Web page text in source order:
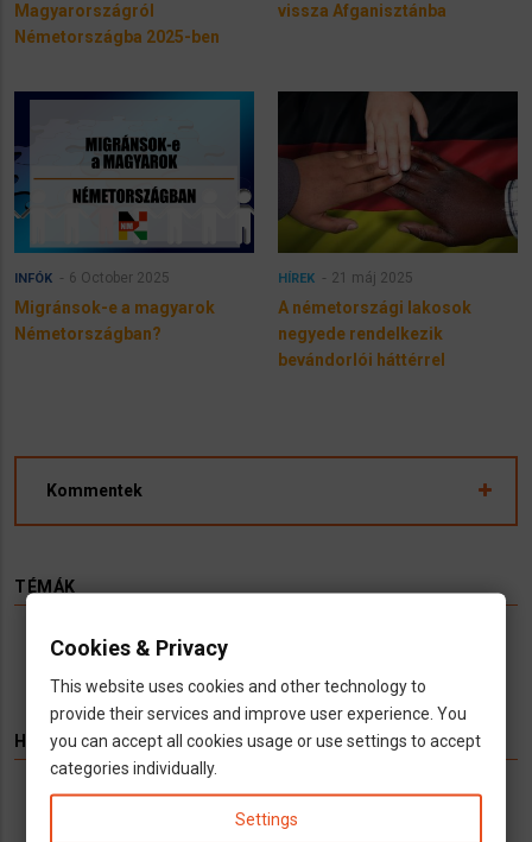
Magyarországról
Németországba 2025-ben
vissza Afganisztánba
INFÓK 6 October 2025
Migránsok-e a magyarok
Németországban?
HÍREK 21 máj 2025
A németországi lakosok
negyede rendelkezik
bevándorlói háttérrel
Kommentek
TÉMÁK
Hírek Infók Videó
HIRDETÉS
Vállalkozások számára kínálunk teljeskörű
Cookies & Privacy
This website uses cookies and other technology to
provide their services and improve user experience. You
you can accept all cookies usage or use settings to accept
categories individually.
Settings